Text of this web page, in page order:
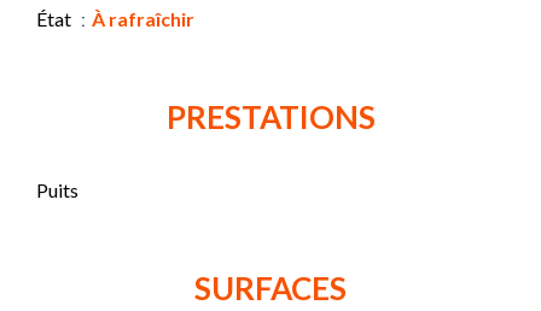
État À rafraîchir
PRESTATIONS
Puits
SURFACES